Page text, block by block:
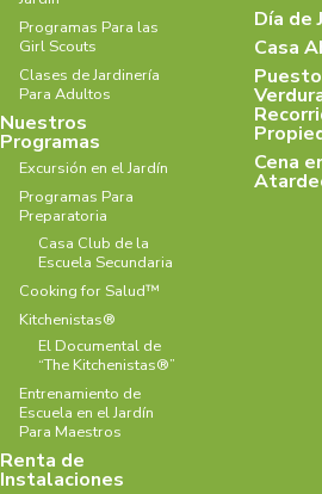
Programas Para las
Girl Scouts
Clases de Jardinería
Para Adultos
Nuestros
Programas
Excursión en el Jardín
Programas Para
Preparatoria
Casa Club de la
Escuela Secundaria
Cooking for Salud™
Kitchenistas®
El Documental de
“The Kitchenistas®”
Entrenamiento de
Escuela en el Jardín
Para Maestros
Renta de
Instalaciones
Día de
Casa
Cena